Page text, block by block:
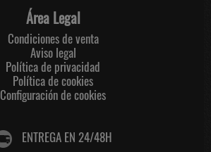
Área Legal
Condiciones de venta
Aviso legal
Política de privacidad
Política de cookies
Configuración de cookies
ENTREGA EN 24/48H